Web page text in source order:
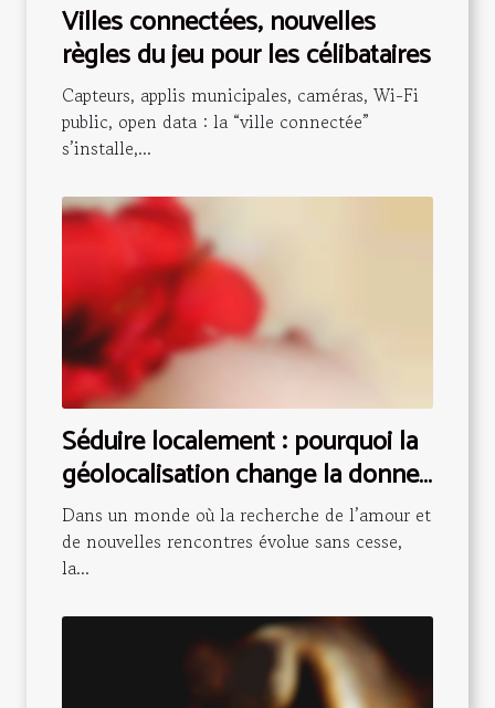
Villes connectées, nouvelles
règles du jeu pour les célibataires
Capteurs, applis municipales, caméras, Wi-Fi
public, open data : la “ville connectée”
s’installe,...
Séduire localement : pourquoi la
géolocalisation change la donne
pour les rencontres
Dans un monde où la recherche de l’amour et
de nouvelles rencontres évolue sans cesse,
la...